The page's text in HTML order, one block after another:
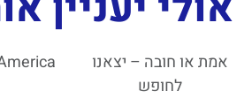
אמת או חובה – יצאנו
לחופש